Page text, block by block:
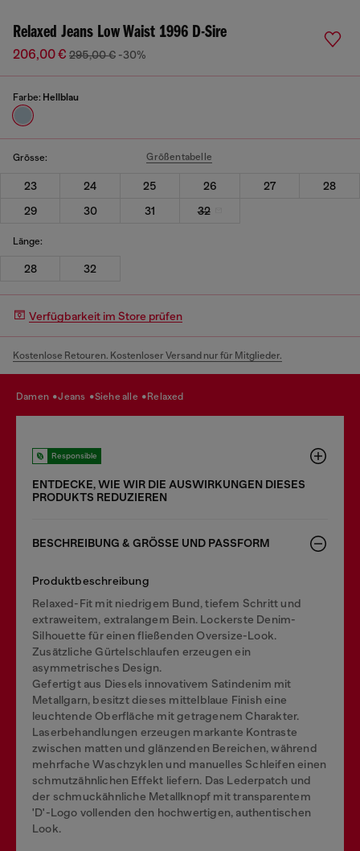
Relaxed Jeans Low Waist 1996 D-Sire
206,00 € 295,00 € -30%
Farbe: Hellblau
Grösse: Größentabelle
23 24 25 26 27
28
29
30 31 32
Länge:
28 32
Verfügbarkeit im Store prüfen
Kostenlose Retouren. Kostenloser Versand nur für Mitglieder.
damen jeans siehe alle relaxed
Responsible
ENTDECKE, WIE WIR DIE AUSWIRKUNGEN DIESES
PRODUKTS REDUZIEREN
BESCHREIBUNG & GRÖSSE UND PASSFORM
Produktbeschreibung
Relaxed-Fit mit niedrigem Bund, tiefem Schritt und
extraweitem, extralangem Bein. Lockerste Denim-
Silhouette für einen fließenden Oversize-Look.
Zusätzliche Gürtelschlaufen erzeugen ein
asymmetrisches Design.
Gefertigt aus Diesels innovativem Satindenim mit
Metallgarn, besitzt dieses mittelblaue Finish eine
leuchtende Oberfläche mit getragenem Charakter.
Laserbehandlungen erzeugen markante Kontraste
zwischen matten und glänzenden Bereichen, während
mehrfache Waschzyklen und manuelles Schleifen einen
schmutzähnlichen Effekt liefern. Das Lederpatch und
der schmuckähnliche Metallknopf mit transparentem
'D'-Logo vollenden den hochwertigen, authentischen
Look.